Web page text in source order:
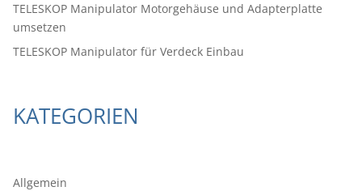
TELESKOP Manipulator Motorgehäuse und Adapterplatte
umsetzen
TELESKOP Manipulator für Verdeck Einbau
KATEGORIEN
Allgemein